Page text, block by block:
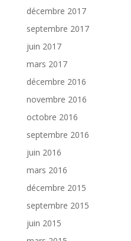
décembre 2017
septembre 2017
juin 2017
mars 2017
décembre 2016
novembre 2016
octobre 2016
septembre 2016
juin 2016
mars 2016
décembre 2015
septembre 2015
juin 2015